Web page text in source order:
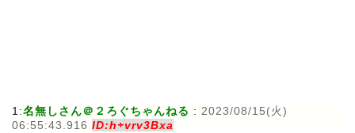
1:名無しさん＠２ろぐちゃんねる : 2023/08/15(火)
06:55:43.916 ID:h+vrv3Bxa